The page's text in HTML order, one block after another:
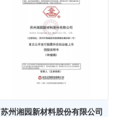
苏州湘园新材料股份有限公司